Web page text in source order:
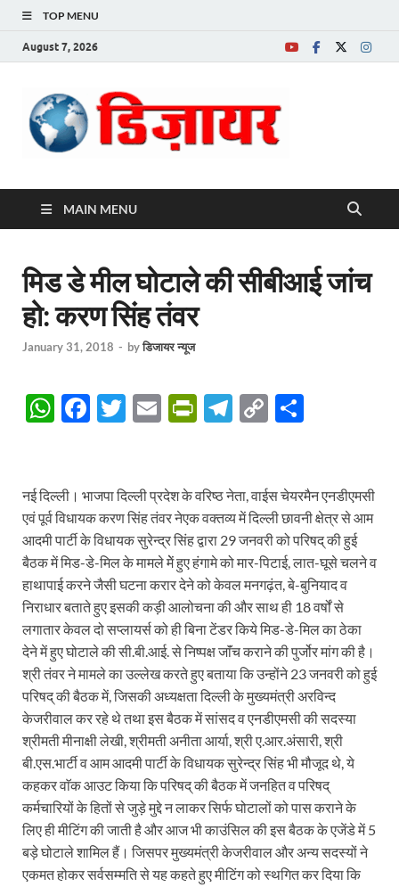
TOP MENU
August 7, 2026
MAIN MENU
मिड डे मील घोटाले की सीबीआई जांच
हो: करण सिंह तंवर
January 31, 2018 - byडिजायर न्यूज
W
s
A
p
p
F
b
o
o
k
T
er
E
P
Fr
ie
n
dl
y
T
gr
a
m
C
y
Li
n
k
e
नई दिल्ली। भाजपा दिल्ली प्रदेश के वरिष्ठ नेता, वाईस चेयरमैन एनडीएमसी
एवं पूर्व विधायक करण सिंह तंवर नेएक वक्तव्य में दिल्ली छावनी क्षेत्र से आम
आदमी पार्टी के विधायक सुरेन्द्र सिंह द्वारा 29 जनवरी को परिषद् की हुई
बैठक में मिड-डे-मिल के मामले मेें हुए हंगामे को मार-पिटाई, लात-घूसे चलने व
हाथापाई करने जैसी घटना करार देने को केवल मनगढ़ंत, बे-बुनियाद व
निराधार बताते हुए इसकी कड़ी आलोचना की और साथ ही 18 वर्षों से
लगातार केवल दो सप्लायर्स को ही बिना टेंडर किये मिड-डे-मिल का ठेका
देने में हुए घोटाले की सी.बी.आई. से निष्पक्ष जाॅंच कराने की पुर्जोर मांग की है।
श्री तंवर ने मामले का उल्लेख करते हुए बताया कि उन्होंने 23 जनवरी को हुई
परिषद् की बैठक में, जिसकी अध्यक्षता दिल्ली के मुख्यमंत्री अरविन्द
केजरीवाल कर रहे थे तथा इस बैठक में सांसद व एनडीएमसी की सदस्या
श्रीमती मीनाक्षी लेखी, श्रीमती अनीता आर्या, श्री ए.आर.अंसारी, श्री
बी.एस.भार्टी व आम आदमी पार्टी के विधायक सुरेन्द्र सिंह भी मौजूद थे, ये
कहकर वाॅक आउट किया कि परिषद् की बैठक में जनहित व परिषद्
कर्मचारियों के हितों से जुड़े मुद्दे न लाकर सिर्फ घोटालों को पास कराने के
लिए ही मीटिंग की जाती है और आज भी काउंसिल की इस बैठक के एजेंडे में 5
बड़े घोटाले शामिल हैं। जिसपर मुख्यमंत्री केजरीवाल और अन्य सदस्यों ने
एकमत होकर सर्वसम्मति से यह कहते हुए मीटिंग को स्थगित कर दिया कि